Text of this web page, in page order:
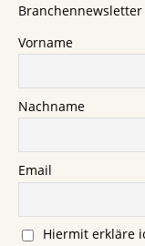
Branchennewsletter
Vorname
Nachname
Email
Hiermit erkläre